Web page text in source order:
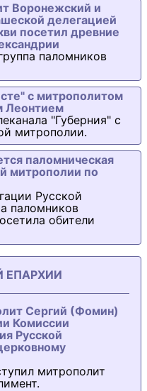
Воронежский и
делегацией
посетил древние
паломников
с митрополитом
Леонтием
"Губерния" с
митрополии.
паломническая
митрополии по
Русской
паломников
обители
ЕПАРХИИ
Сергий (Фомин)
Комиссии
Русской
митрополит